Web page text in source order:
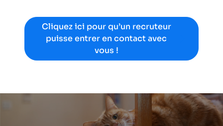
Cliquez ici pour qu’un recruteur
puisse entrer en contact avec
vous !